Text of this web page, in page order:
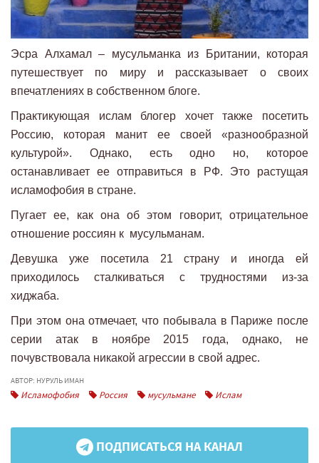
Эсра Алхамал – мусульманка из Британии, которая
путешествует по миру и рассказывает о своих
впечатлениях в собственном блоге.
Практикующая ислам блогер хочет также посетить
Россию, которая манит ее своей «разнообразной
культурой». Однако, есть одно но, которое
останавливает ее отправиться в РФ. Это растущая
исламофобия в стране.
Пугает ее, как она об этом говорит, отрицательное
отношение россиян к мусульманам.
Девушка уже посетила 21 страну и иногда ей
приходилось сталкиваться с трудностями из-за
хиджаба.
При этом она отмечает, что побывала в Париже после
серии атак в ноябре 2015 года, однако, не
почувствовала никакой агрессии в свой адрес.
АВТОР: НУРУЛЬ ИМАН
Исламофобия Россия мусульмане Ислам
ПОДПИСАТЬСЯ НА КАНАЛ